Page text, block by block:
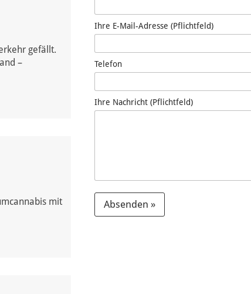
gefällt.
–
mit
Ihre E-Mail-Adresse (Pflichtfeld)
Telefon
Ihre Nachricht (Pflichtfeld)
Absenden »